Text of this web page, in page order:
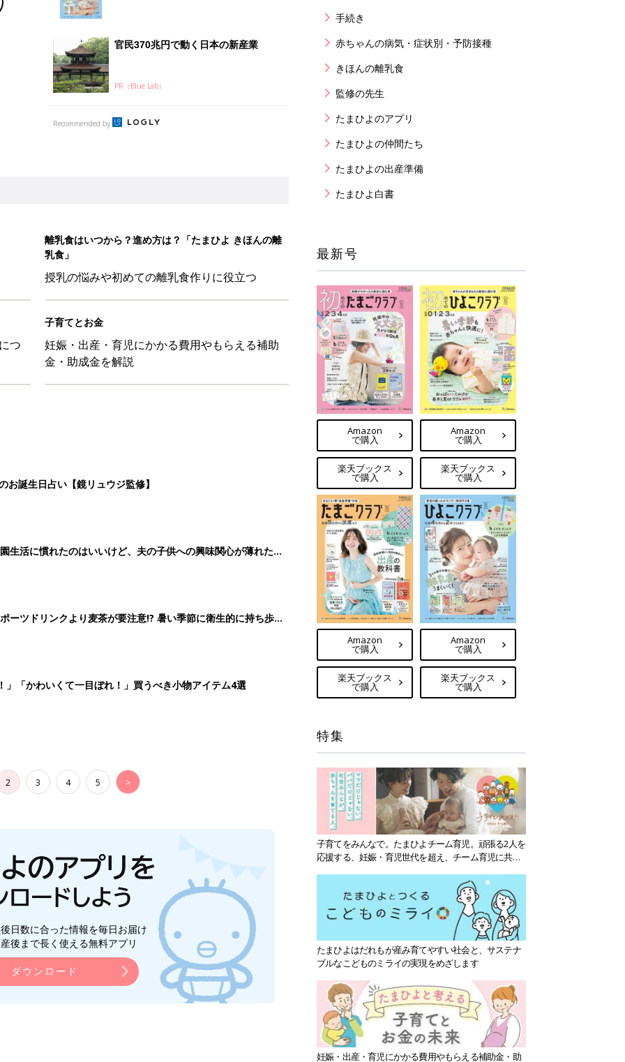
官民370兆円で動く日本の新産業
PR（Blue Lab）
Recommended by
離乳食はいつから？進め方は？「たまひよ きほんの離
乳食」
授乳の悩みや初めての離乳食作りに役立つ
つ
子育てとお金
妊娠・出産・育児にかかる費用やもらえる補助
金・助成金を解説
誕生日占い【鏡リュウジ監修】
活に慣れたのはいいけど、夫の子供への興味関心が薄れた気
ーツドリンクより麦茶が要注意!? 暑い季節に衛生的に持ち歩
「かわいくて一目ぼれ！」買うべき小物アイテム4選
2 3 4 5 >
日数に合った情報を毎日お届け
後まで長く使える無料アプリ
ダウンロード
手続き
赤ちゃんの病気・症状別・予防接種
きほんの離乳食
監修の先生
たまひよのアプリ
たまひよの仲間たち
たまひよの出産準備
たまひよ白書
最新号
Amazon
で購入
楽天ブックス
で購入
Amazon
で購入
楽天ブックス
で購入
Amazon
で購入
楽天ブックス
で購入
Amazon
で購入
楽天ブックス
で購入
特集
子育てをみんなで。たまひよチーム育児。頑張る2人を
応援する、妊娠・育児世代を超え、チーム育児に共感
たまひよはだれもが産み育てやすい社会と、サステナ
ブルなこどものミライの実現をめざします
妊娠・出産・育児にかかる費用やもらえる補助金・助